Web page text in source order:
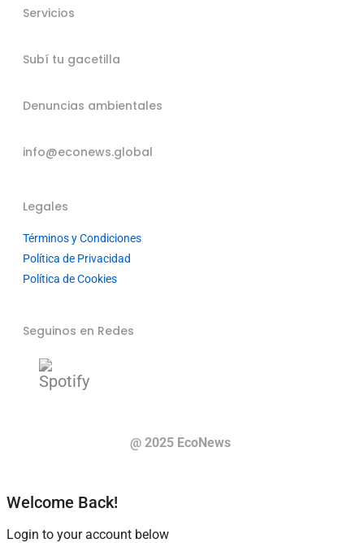
Servicios
Subí tu gacetilla
Denuncias ambientales
info@econews.global
Legales
Términos y Condiciones
Política de Privacidad
Política de Cookies
Seguinos en Redes
@ 2025 EcoNews
Welcome Back!
Login to your account below